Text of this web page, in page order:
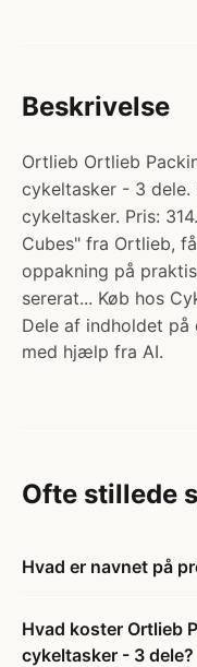
Beskrivelse
Ortlieb Ortlieb
cykeltasker - 3 dele.
cykeltasker. Pris:
Cubes" fra Ortlieb,
oppakning på
sererat... Køb hos
Dele af indholdet
med hjælp fra AI.
Ofte stillede
Hvad er navnet på
Hvad koster Ortlieb
cykeltasker - 3 dele?